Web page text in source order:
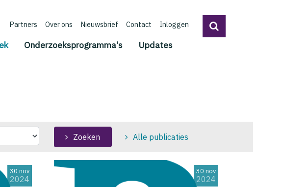
Partners Over ons Nieuwsbrief Contact Inloggen
(current)Onderzoeksprogramma's Updates
Zoeken Alle publicaties
30 nov
2024
30 nov
2024